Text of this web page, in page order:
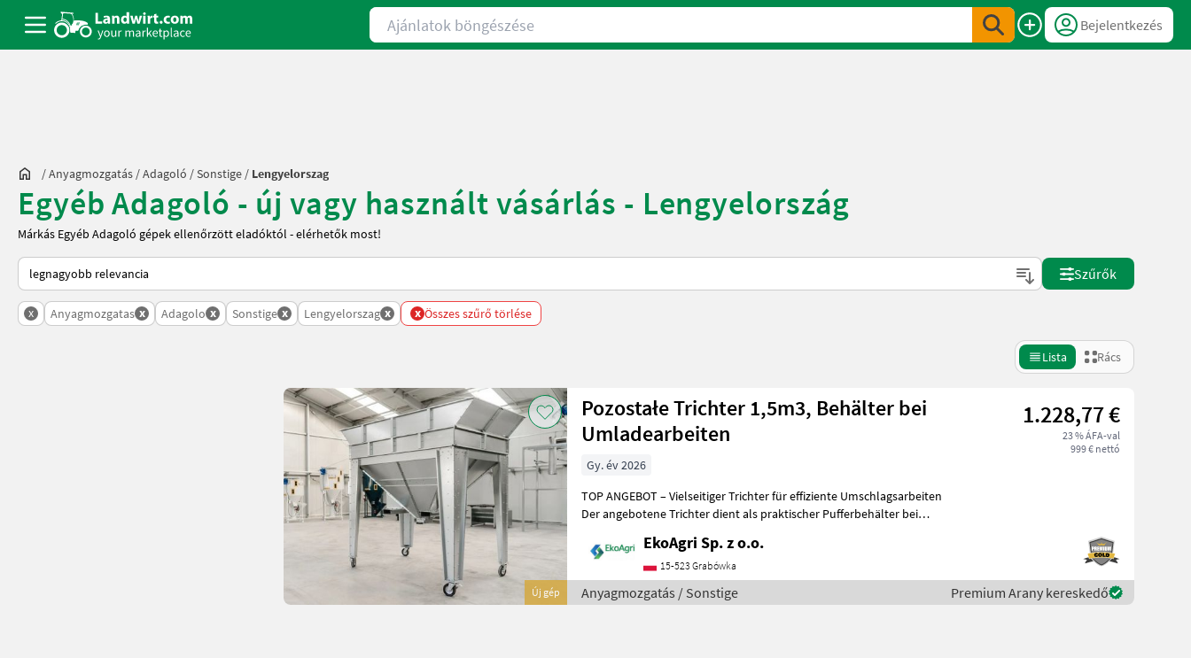
Ajánlatok böngészése
Bejelentkezés
/Anyagmozgatás /Adagoló /Sonstige / Lengyelorszag
Egyéb Adagoló - új vagy használt vásárlás - Lengyelország
Márkás Egyéb Adagoló gépek ellenőrzött eladóktól - elérhetők most!
Így van sorba rendezve a Landwirt.com-on
Szűrők
x Anyagmozgatas x Adagolo x Sonstige x Lengyelorszag x x Összes szűrő törlése
Lista Rács
Új gép
Pozostałe Trichter 1,5m3, Behälter bei
Umladearbeiten
1.228,77 €
23 % ÁFA-val
999 € nettó
Gy. év 2026
TOP ANGEBOT – Vielseitiger Trichter für effiziente Umschlagsarbeiten
Der angebotene Trichter dient als praktischer Pufferbehälter bei
EkoAgri Sp. z o.o.
15-523 Grabówka
Anyagmozgatás / Sonstige Premium Arany kereskedő